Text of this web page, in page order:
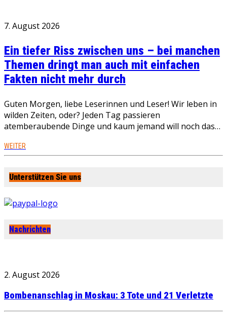
7. August 2026
Ein tiefer Riss zwischen uns – bei manchen
Themen dringt man auch mit einfachen
Fakten nicht mehr durch
Guten Morgen, liebe Leserinnen und Leser! Wir leben in
wilden Zeiten, oder? Jeden Tag passieren
atemberaubende Dinge und kaum jemand will noch das…
WEITER
Unterstützen Sie uns
Nachrichten
2. August 2026
Bombenanschlag in Moskau: 3 Tote und 21 Verletzte